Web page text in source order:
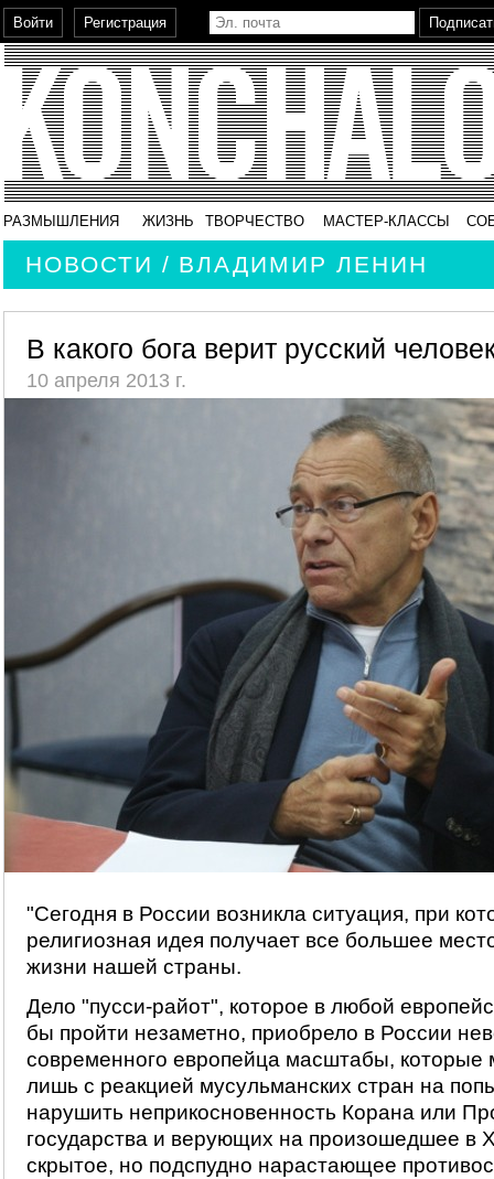
РАЗМЫШЛЕНИЯ ЖИЗНЬ ТВОРЧЕСТВО МАСТЕР-КЛАССЫ
НОВОСТИ / ВЛАДИМИР ЛЕНИН
В какого бога верит русский
10 апреля 2013 г.
"Сегодня в России возникла ситуация, при
религиозная идея получает все большее
жизни нашей страны.
Дело "пусси-райот", которое в любой
бы пройти незаметно, приобрело в России
современного европейца масштабы, которые
лишь с реакцией мусульманских стран на
нарушить неприкосновенность Корана или
государства и верующих на произошедшее в
скрытое, но подспудно нарастающее